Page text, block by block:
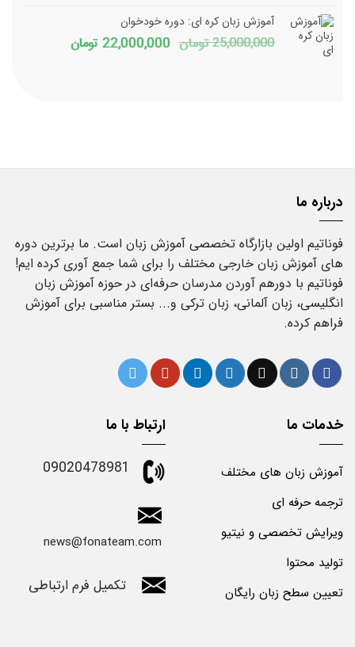
بود.
آموزش زبان کره ای: دوره خودخوان
25,000,000 تومان قیمت
22,000,000 تومانقیمت
درباره ما
فوناتیم اولین بازارگاه تخصصی آموزش زبان است. ما برترین دوره
های آموزش زبان خارجی مختلف را برای شما جمع آوری کرده ایم!
فوناتیم با دورهم آوردن مدرسان حرفه‌ای در حوزه آموزش زبان
انگلیسی، زبان آلمانی، زبان ترکی و... بستر مناسبی برای آموزش
فراهم کرده.
خدمات ما
آموزش زبان های مختلف
ترجمه حرفه ای
ویرایش تخصصی و نیتیو
تولید محتوا
تعیین سطح زبان رایگان
ارتباط با ما
09020478981
news@fonateam.com
تکمیل فرم ارتباطی